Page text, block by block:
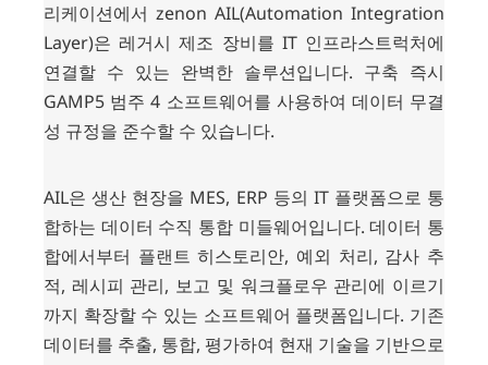
리케이션에서 zenon AIL(Automation Integration
Layer)은 레거시 제조 장비를 IT 인프라스트럭처에
연결할 수 있는 완벽한 솔루션입니다. 구축 즉시
GAMP5 범주 4 소프트웨어를 사용하여 데이터 무결
성 규정을 준수할 수 있습니다.
AIL은 생산 현장을 MES, ERP 등의 IT 플랫폼으로 통
합하는 데이터 수직 통합 미들웨어입니다. 데이터 통
합에서부터 플랜트 히스토리안, 예외 처리, 감사 추
적, 레시피 관리, 보고 및 워크플로우 관리에 이르기
까지 확장할 수 있는 소프트웨어 플랫폼입니다. 기존
데이터를 추출, 통합, 평가하여 현재 기술을 기반으로